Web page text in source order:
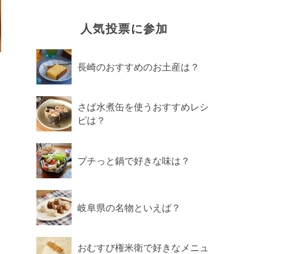
人気投票に参加
長崎のおすすめのお土産は？
さば水煮缶を使うおすすめレシ
ピは？
プチっと鍋で好きな味は？
岐阜県の名物といえば？
おむすび権米衛で好きなメニュ